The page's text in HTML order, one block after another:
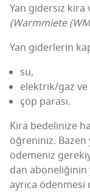
Yan gider­siz kira
(Warm­mi­ete
Yan gider­le­rin
su,
elektrik/gaz ve
çöp para­sı.
Kira bede­li­ni­ze
öğre­ni­niz.
öde­me­niz
dan abo­ne­li­ği­nin
ayrı­ca